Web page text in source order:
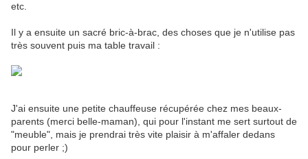
etc.
Il y a ensuite un sacré bric-à-brac, des choses que je n'utilise pas
très souvent puis ma table travail :
J'ai ensuite une petite chauffeuse récupérée chez mes beaux-
parents (merci belle-maman), qui pour l'instant me sert surtout de
"meuble", mais je prendrai très vite plaisir à m'affaler dedans
pour perler ;)